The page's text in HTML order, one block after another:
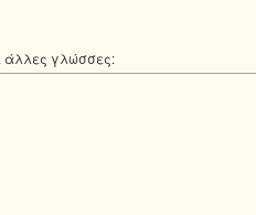
άλλες γλώσσες: